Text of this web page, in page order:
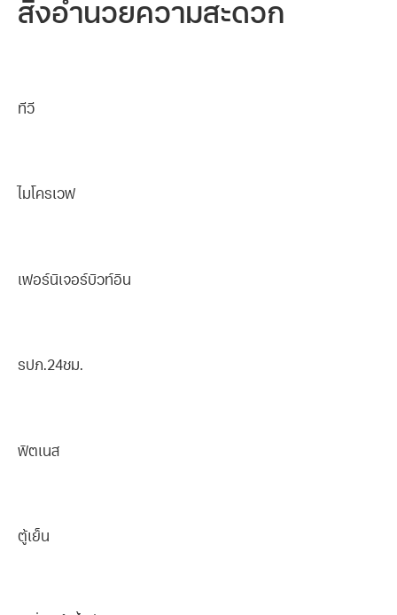
สิ่งอำนวยความสะดวก
ทีวี
ไมโครเวฟ
เฟอร์นิเจอร์บิวท์อิน
รปภ.24ชม.
ฟิตเนส
ตู้เย็น